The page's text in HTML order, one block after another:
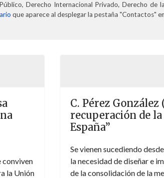
Derecho Internacional Privado, Derecho de
que aparece al desplegar la pestaña "Contactos"
conviven
la Unión
C. Pérez
recuperación de
España”
Se vienen sucediendo
la necesidad de diseñar e
de la consolidación de la